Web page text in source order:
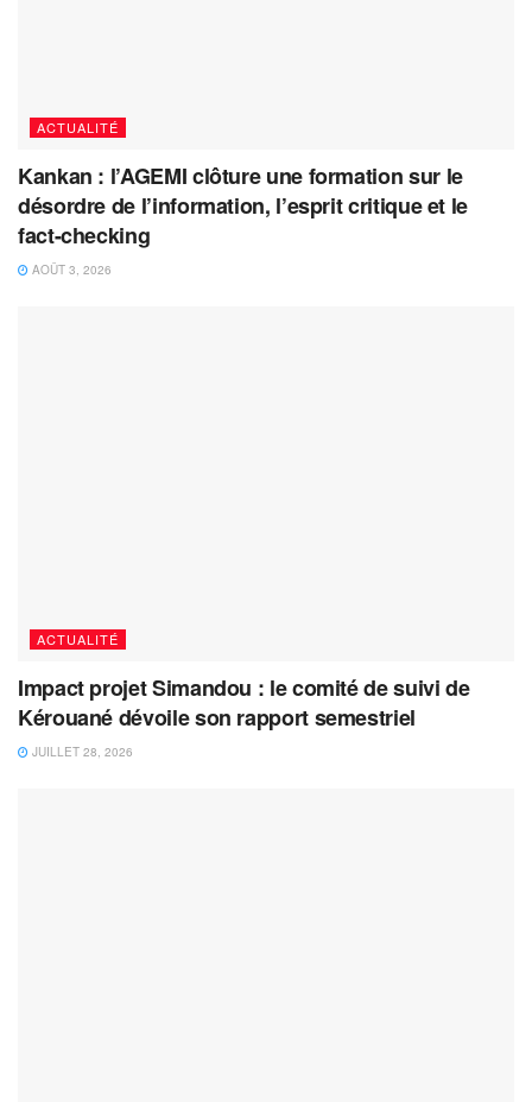
ACTUALITÉ
Kankan : l’AGEMI clôture une formation sur le
désordre de l’information, l’esprit critique et le
fact-checking
AOÛT 3, 2026
ACTUALITÉ
Impact projet Simandou : le comité de suivi de
Kérouané dévoile son rapport semestriel
JUILLET 28, 2026